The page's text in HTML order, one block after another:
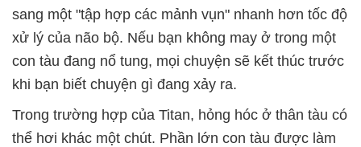
sang một "tập hợp các mảnh vụn" nhanh hơn tốc độ
xử lý của não bộ. Nếu bạn không may ở trong một
con tàu đang nổ tung, mọi chuyện sẽ kết thúc trước
khi bạn biết chuyện gì đang xảy ra.
Trong trường hợp của Titan, hỏng hóc ở thân tàu có
thể hơi khác một chút. Phần lớn con tàu được làm